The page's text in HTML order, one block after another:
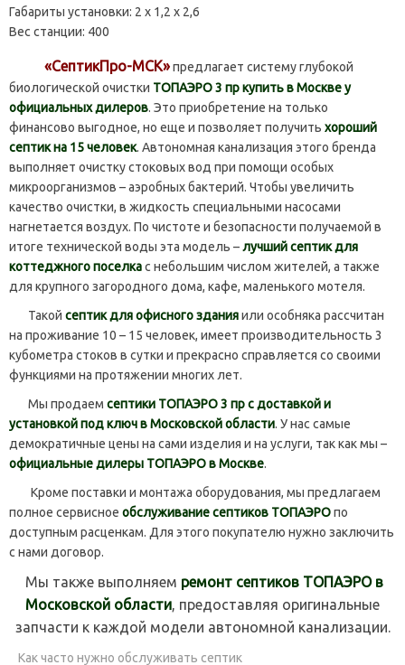
Габариты установки: 2 х 1,2 х 2,6
Вес станции: 400
«СептикПро-МСК»предлагает систему глубокой
биологической очистки ТОПАЭРО 3 пр купить в Москве у
официальных дилеров. Это приобретение на только
финансово выгодное, но еще и позволяет получить хороший
септик на 15 человек. Автономная канализация этого бренда
выполняет очистку стоковых вод при помощи особых
микроорганизмов – аэробных бактерий. Чтобы увеличить
качество очистки, в жидкость специальными насосами
нагнетается воздух. По чистоте и безопасности получаемой в
итоге технической воды эта модель –лучший септик для
коттеджного поселкас небольшим числом жителей, а также
для крупного загородного дома, кафе, маленького мотеля.
Такой септик для офисного зданияили особняка рассчитан
на проживание 10 – 15 человек, имеет производительность 3
кубометра стоков в сутки и прекрасно справляется со своими
функциями на протяжении многих лет.
Мы продаем септики ТОПАЭРО 3 пр с доставкой и
установкой под ключ в Московской области. У нас самые
демократичные цены на сами изделия и на услуги, так как мы –
официальные дилеры ТОПАЭРО в Москве.
Кроме поставки и монтажа оборудования, мы предлагаем
полное сервисное обслуживание септиков ТОПАЭРОпо
доступным расценкам. Для этого покупателю нужно заключить
с нами договор.
Мы также выполняем ремонт септиков ТОПАЭРО в
Московской области, предоставляя оригинальные
запчасти к каждой модели автономной канализации.
Как часто нужно обслуживать септик